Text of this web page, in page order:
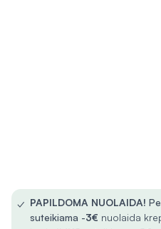
✓ PAPILDOMA NUOLAIDA!
suteikiama -3€ nuolaida